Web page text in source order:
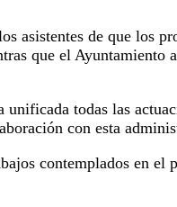
asistentes de que los
que el Ayuntamiento
todas las
con esta
contemplados en el